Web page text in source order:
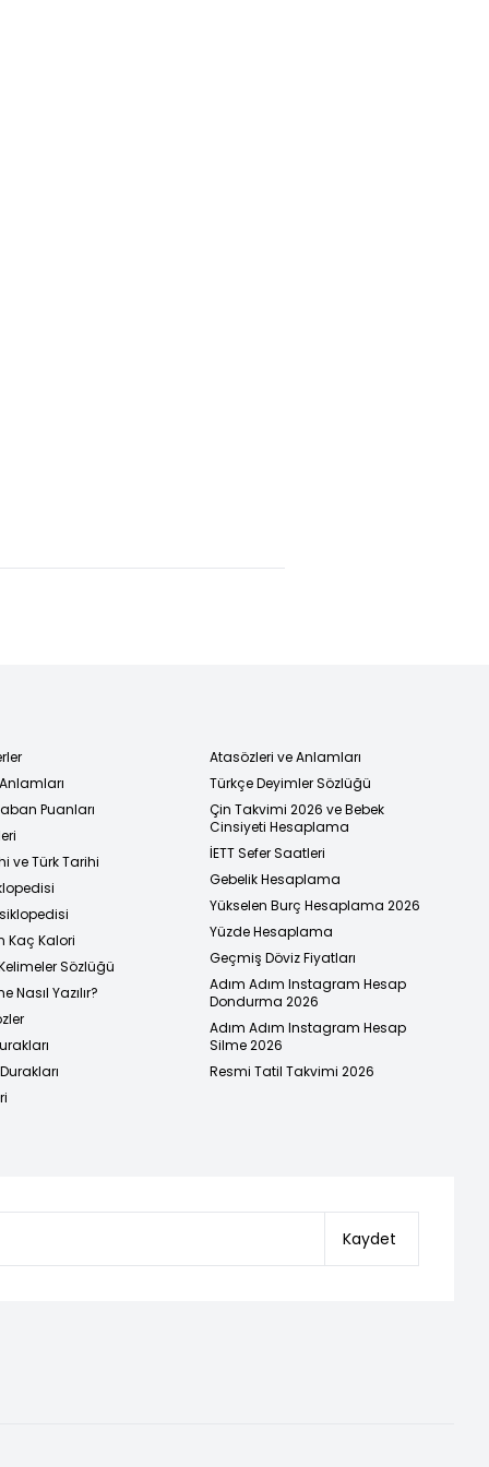
iddiası!
Puanları
ve Türk Tarihi
Kaç Kalori
Sözlüğü
Nasıl Yazılır?
Atasözleri ve Anlamları
Türkçe Deyimler Sözlüğü
Çin Takvimi 2026 ve Bebek
Cinsiyeti Hesaplama
İETT Sefer Saatleri
Gebelik Hesaplama
Yükselen Burç Hesaplama 2026
Yüzde Hesaplama
Geçmiş Döviz Fiyatları
Adım Adım Instagram Hesap
Dondurma 2026
Adım Adım Instagram Hesap
Silme 2026
Resmi Tatil Takvimi 2026
Kaydet